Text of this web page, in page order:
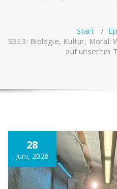
Start /
S3E3: Biologie, Kultur, Moral:
auf unserem
28
Juni, 2026